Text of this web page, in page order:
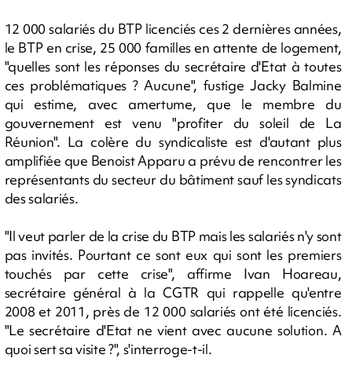
12 000 salariés du BTP licenciés ces 2 dernières années,
le BTP en crise, 25 000 familles en attente de logement,
"quelles sont les réponses du secrétaire d'Etat à toutes
ces problématiques ? Aucune", fustige Jacky Balmine
qui estime, avec amertume, que le membre du
gouvernement est venu "profiter du soleil de La
Réunion". La colère du syndicaliste est d'autant plus
amplifiée que Benoist Apparu a prévu de rencontrer les
représentants du secteur du bâtiment sauf les syndicats
des salariés.
"Il veut parler de la crise du BTP mais les salariés n'y sont
pas invités. Pourtant ce sont eux qui sont les premiers
touchés par cette crise", affirme Ivan Hoareau,
secrétaire général à la CGTR qui rappelle qu'entre
2008 et 2011, près de 12 000 salariés ont été licenciés.
"Le secrétaire d'Etat ne vient avec aucune solution. A
quoi sert sa visite ?", s'interroge-t-il.